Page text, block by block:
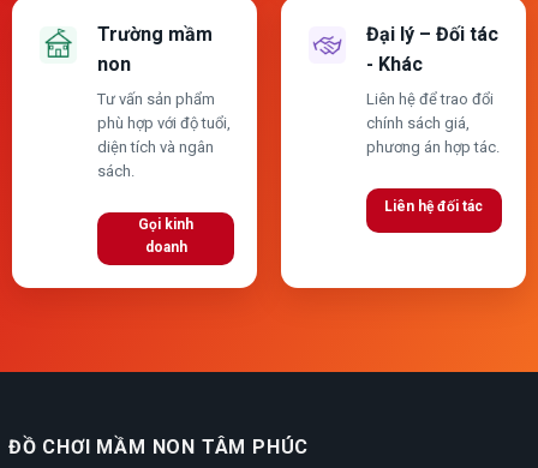
Trường mầm
non
Tư vấn sản phẩm
phù hợp với độ tuổi,
diện tích và ngân
sách.
Gọi kinh
doanh
Đại lý – Đối tác
- Khác
Liên hệ để trao đổi
chính sách giá,
phương án hợp tác.
Liên hệ đối tác
ĐỒ CHƠI MẦM NON TÂM PHÚC